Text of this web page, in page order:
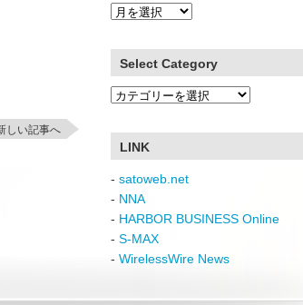
しい記事へ
Archive
Select Category
Select
LINK
- satoweb.net
- NNA
- HARBOR BUSINESS Online
- S-MAX
- WirelessWire News